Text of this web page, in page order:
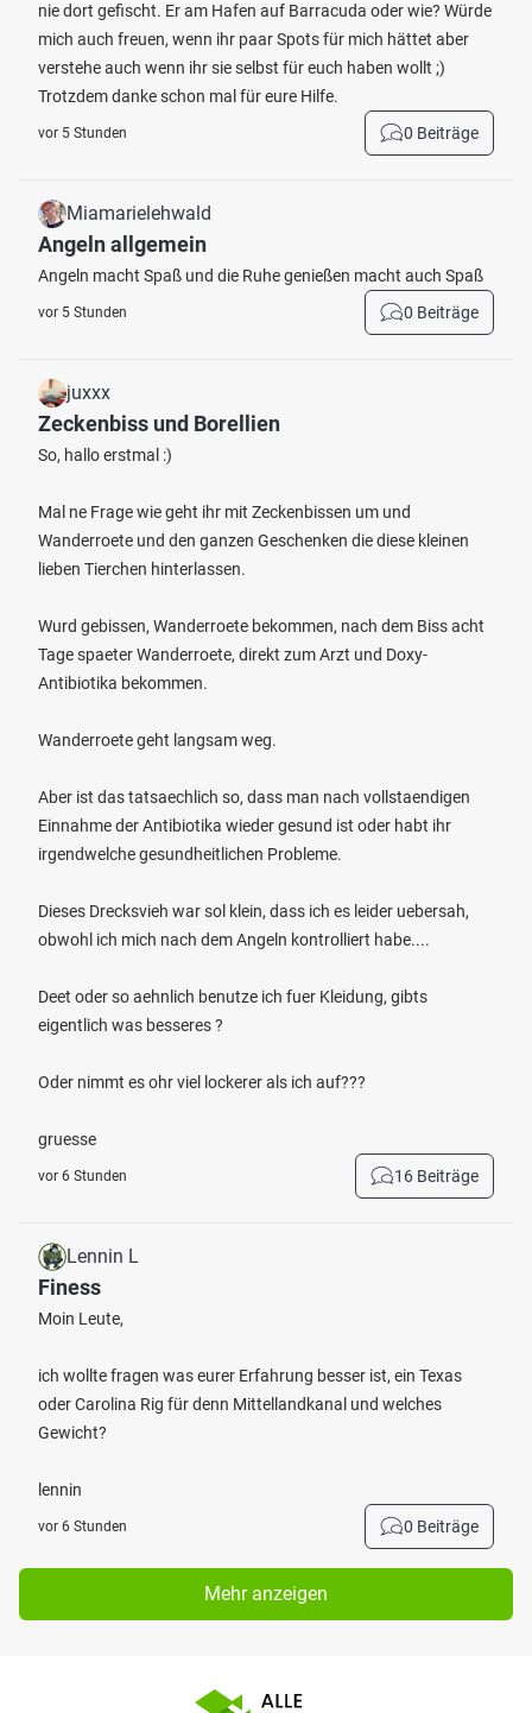
nie dort gefischt. Er am Hafen auf Barracuda oder wie? Würde
mich auch freuen, wenn ihr paar Spots für mich hättet aber
verstehe auch wenn ihr sie selbst für euch haben wollt ;)
Trotzdem danke schon mal für eure Hilfe.
vor 5 Stunden 0 Beiträge
Miamarielehwald
Angeln allgemein
Angeln macht Spaß und die Ruhe genießen macht auch Spaß
vor 5 Stunden 0 Beiträge
juxxx
Zeckenbiss und Borellien
So, hallo erstmal :)
Mal ne Frage wie geht ihr mit Zeckenbissen um und
Wanderroete und den ganzen Geschenken die diese kleinen
lieben Tierchen hinterlassen.
Wurd gebissen, Wanderroete bekommen, nach dem Biss acht
Tage spaeter Wanderroete, direkt zum Arzt und Doxy-
Antibiotika bekommen.
Wanderroete geht langsam weg.
Aber ist das tatsaechlich so, dass man nach vollstaendigen
Einnahme der Antibiotika wieder gesund ist oder habt ihr
irgendwelche gesundheitlichen Probleme.
Dieses Drecksvieh war sol klein, dass ich es leider uebersah,
obwohl ich mich nach dem Angeln kontrolliert habe....
Deet oder so aehnlich benutze ich fuer Kleidung, gibts
eigentlich was besseres ?
Oder nimmt es ohr viel lockerer als ich auf???
gruesse
vor 6 Stunden 16 Beiträge
Lennin L
Finess
Moin Leute,
ich wollte fragen was eurer Erfahrung besser ist, ein Texas
oder Carolina Rig für denn Mittellandkanal und welches
Gewicht?
lennin
vor 6 Stunden 0 Beiträge
Mehr anzeigen